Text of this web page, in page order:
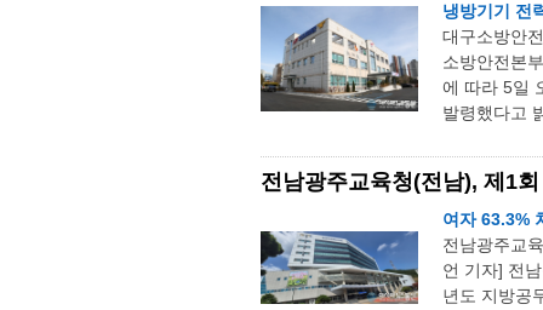
냉방기기 전
대구소방안
소방안전본
에 따라 5일
발령했다고
전남광주교육청(전남), 제1
여자 63.3%
전남광주교
언 기자] 전
년도 지방공